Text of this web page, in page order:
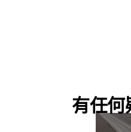
有任何